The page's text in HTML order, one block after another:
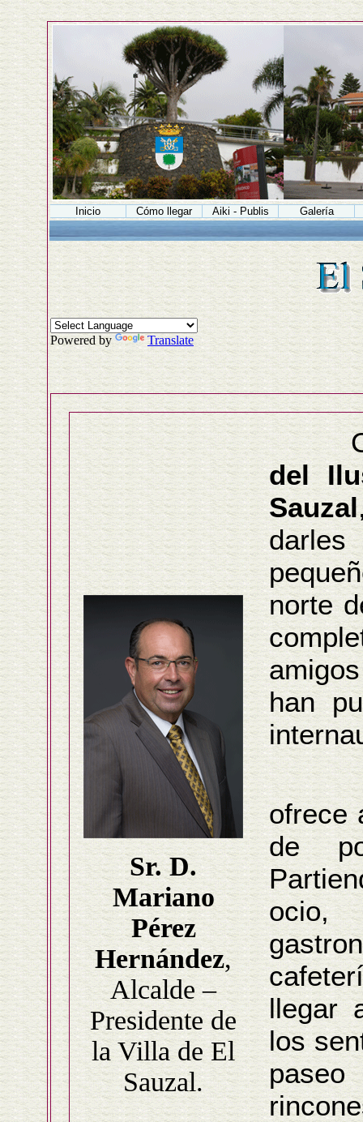
Inicio Cómo llegar Aiki - Publis Galería
Powered by Translate
Sr. D.
Mariano
Pérez
Hernández,
Alcalde –
Presidente de
la Villa de El
Sauzal.
del
Sauzal
norte
han
El
ofrece
de
ocio,
llegar
los